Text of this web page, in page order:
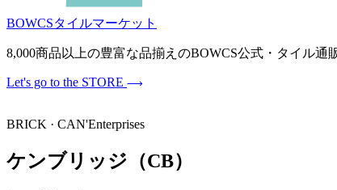
BOWCSタイルマーケット
8,000商品以上の豊富な品揃えのBOWCS公式・タイル
Let's go to the STORE
BRICK · CAN'Enterprises
ケンブリッジ（CB）